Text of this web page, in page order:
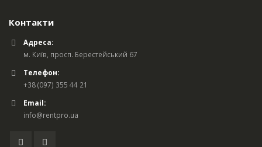
м. Київ, просп. Берестейський 67
+38 (097) 355 44 21
info@rentpro.ua